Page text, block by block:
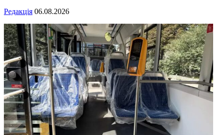
Редакція 06.08.2026